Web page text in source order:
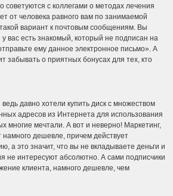
советуются с коллегами о методах лечения
от человека равного вам по занимаемой
вариант к почтовым сообщениям. Вы
вас есть знакомый, который не подписан на
ему данное электронное письмо». А
забывать о приятных бонусах для тех, кто
давно хотели купить диск с множеством
адресов из Интернета для использования
многие мечтали. А вот и неверно! Маркетинг,
дешевле, причем действует
а это значит, что вы не вкладываете деньги и
интересуют абсолютно. А сами подписчики
клиента, намного дешевле, чем